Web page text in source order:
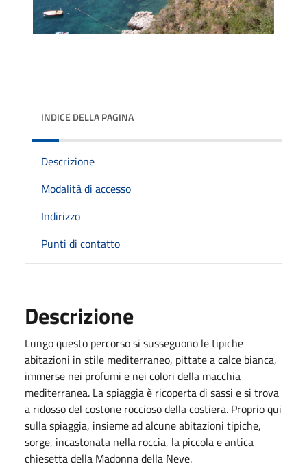
INDICE DELLA PAGINA
Descrizione
Modalità di accesso
Indirizzo
Punti di contatto
Descrizione
Lungo questo percorso si susseguono le tipiche
abitazioni in stile mediterraneo, pittate a calce bianca,
immerse nei profumi e nei colori della macchia
mediterranea. La spiaggia è ricoperta di sassi e si trova
a ridosso del costone roccioso della costiera. Proprio qui
sulla spiaggia, insieme ad alcune abitazioni tipiche,
sorge, incastonata nella roccia, la piccola e antica
chiesetta della Madonna della Neve.